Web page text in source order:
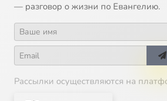
— разговор о жизни по Евангелию.
Рассылки осуществляются на